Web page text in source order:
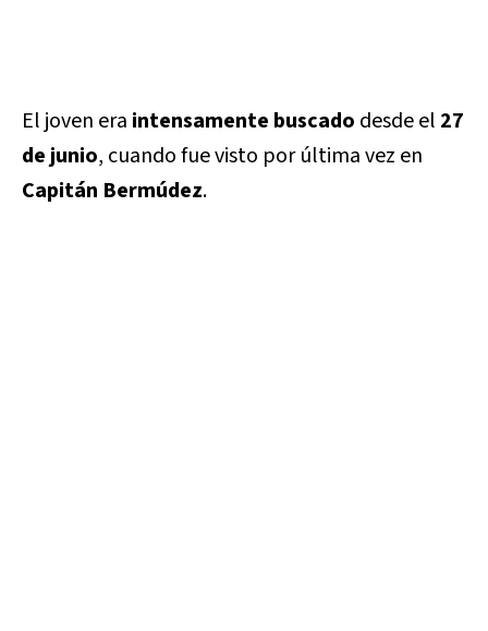
El joven era intensamente buscado desde el 27
de junio, cuando fue visto por última vez en
Capitán Bermúdez.